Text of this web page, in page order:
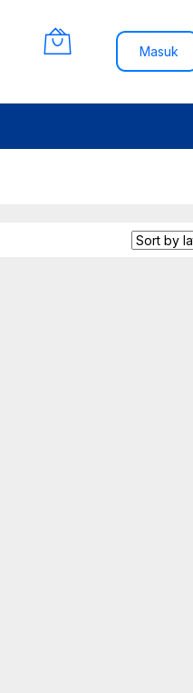
Masuk